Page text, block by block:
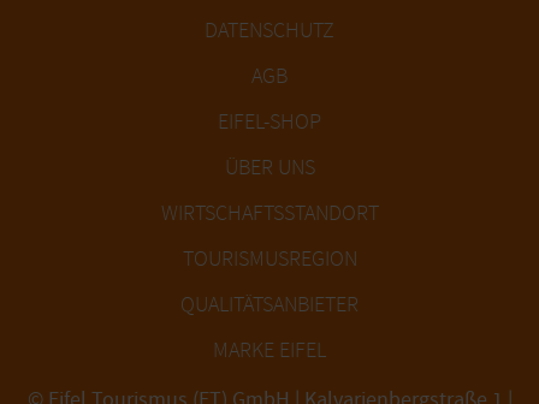
DATENSCHUTZ
AGB
EIFEL-SHOP
ÜBER UNS
WIRTSCHAFTSSTANDORT
TOURISMUSREGION
QUALITÄTSANBIETER
MARKE EIFEL